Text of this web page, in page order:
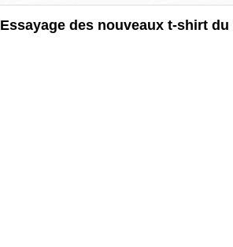
Essayage des nouveaux t-shirt du